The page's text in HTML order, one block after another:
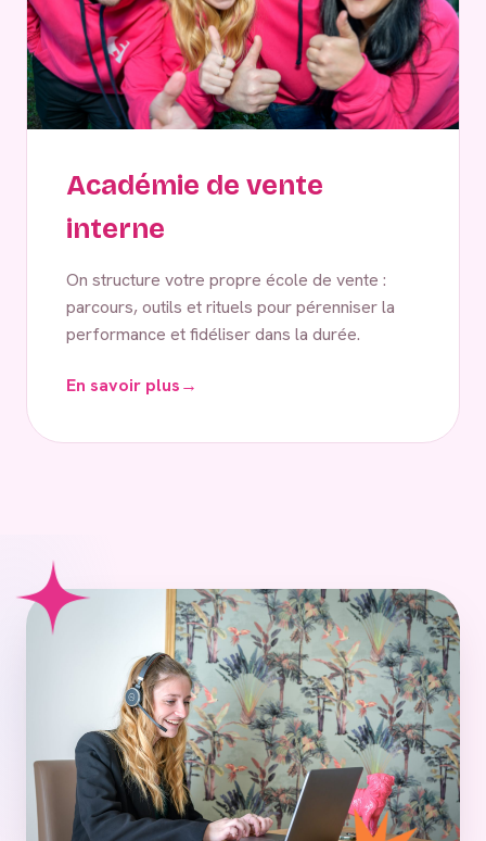
Académie de vente
interne
On structure votre propre école de vente :
parcours, outils et rituels pour pérenniser la
performance et fidéliser dans la durée.
En savoir plus→